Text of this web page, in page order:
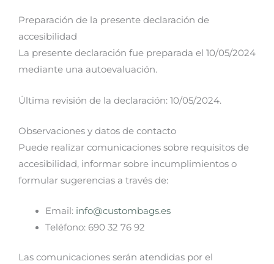
Preparación de la presente declaración de
accesibilidad
La presente declaración fue preparada el 10/05/2024
mediante una autoevaluación.
Última revisión de la declaración: 10/05/2024.
Observaciones y datos de contacto
Puede realizar comunicaciones sobre requisitos de
accesibilidad, informar sobre incumplimientos o
formular sugerencias a través de:
Email: info@custombags.es
Teléfono: 690 32 76 92
Las comunicaciones serán atendidas por el